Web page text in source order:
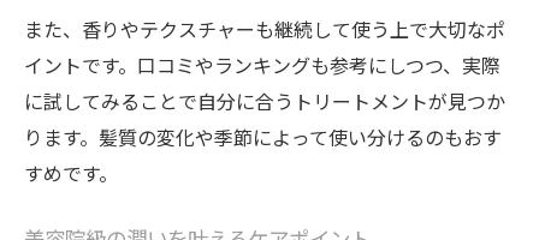
また、香りやテクスチャーも継続して使う上で大切なポ
イントです。口コミやランキングも参考にしつつ、実際
に試してみることで自分に合うトリートメントが見つか
ります。髪質の変化や季節によって使い分けるのもおす
すめです。